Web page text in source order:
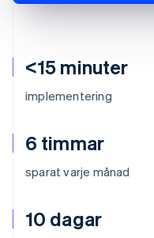
<15 minuter
implementering
6 timmar
sparat varje månad
10 dagar